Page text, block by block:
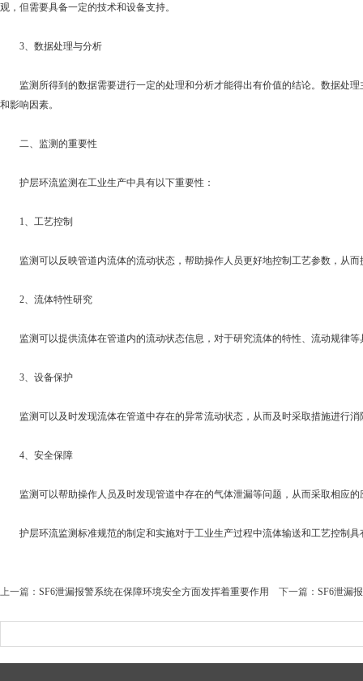
观，但需要具备一定的技术和设备支持。
3、数据处理与分析
监测所得到的数据需要进行一定的处理和分析才能得出有价值的结论。数据处理
和影响因素。
二、监测的重要性
护层环流监测在工业生产中具有以下重要性：
1、工艺控制
监测可以反映管道内流体的流动状态，帮助操作人员更好地控制工艺参数，从而
2、流体特性研究
监测可以提供流体在管道内的流动状态信息，对于研究流体的特性、流动规律等
3、设备保护
监测可以及时发现流体在管道中存在的异常流动状态，从而及时采取措施进行消
4、安全保障
监测可以帮助操作人员及时发现管道中存在的气体泄漏等问题，从而采取相应的
护层环流监测标准规范的制定和实施对于工业生产过程中流体输送和工艺控制具
上一篇： SF6泄漏报警系统在保障环境安全方面发挥着重要作用 下一篇： SF6泄漏